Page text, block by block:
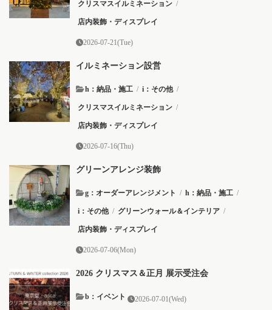
クリスマスイルミネーション /
店内装飾・ディスプレイ
2026-07-21(Tue)
イルミネーション設営
h：納品・施工 / i：その他 /
クリスマスイルミネーション /
店内装飾・ディスプレイ
2026-07-16(Thu)
グリーンアレンジ装飾
g：オーダーアレンジメント / h：納品・施工 /
i：その他 / グリーンウォール＆インテリア /
店内装飾・ディスプレイ
2026-07-06(Mon)
2026 クリスマス＆正月 展示受注会
b：イベント 2026-07-01(Wed)